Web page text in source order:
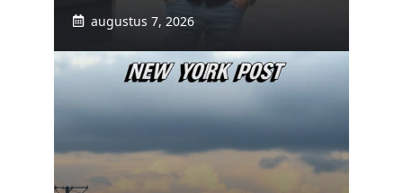
augustus 7, 2026